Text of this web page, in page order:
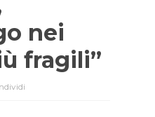
nei
fragili”